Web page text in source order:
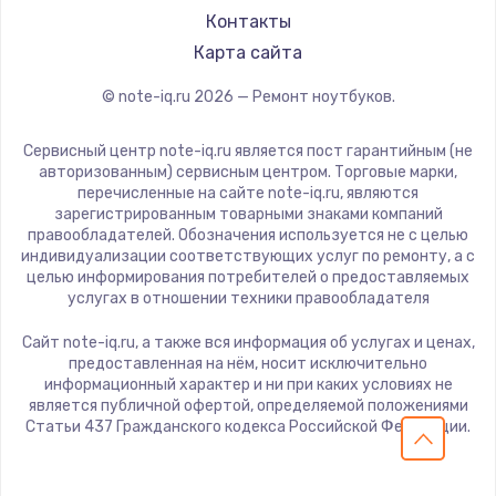
Philips
LG
Thunderobot
Hasee
ZTE
Hiper
Evga
Google
Predator
iru
Machenike
Контакты
Карта сайта
© note-iq.ru 2026 — Ремонт ноутбуков.
Сервисный центр note-iq.ru является пост гарантийным (не
авторизованным) сервисным центром. Торговые марки,
перечисленные на сайте note-iq.ru, являются
зарегистрированным товарными знаками компаний
правообладателей. Обозначения используется не с целью
индивидуализации соответствующих услуг по ремонту, а с
целью информирования потребителей о предоставляемых
услугах в отношении техники правообладателя
Сайт note-iq.ru, а также вся информация об услугах и ценах,
предоставленная на нём, носит исключительно
информационный характер и ни при каких условиях не
является публичной офертой, определяемой положениями
Статьи 437 Гражданского кодекса Российской Федерации.